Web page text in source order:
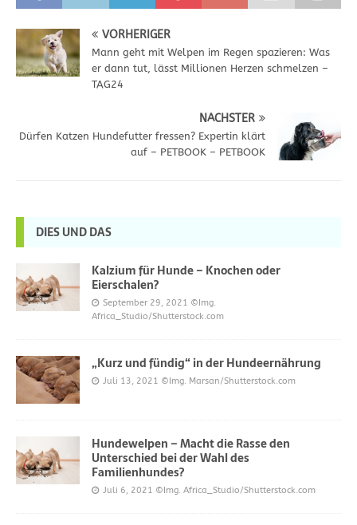
VORHERIGER
Mann geht mit Welpen im Regen spazieren: Was
er dann tut, lässt Millionen Herzen schmelzen –
TAG24
NÄCHSTER
Dürfen Katzen Hundefutter fressen? Expertin klärt
auf – PETBOOK – PETBOOK
DIES UND DAS
Kalzium für Hunde – Knochen oder
Eierschalen?
September 29, 2021 ©Img.
Africa_Studio/Shutterstock.com
„Kurz und fündig“ in der Hundeernährung
Juli 13, 2021 ©Img. Marsan/Shutterstock.com
Hundewelpen – Macht die Rasse den
Unterschied bei der Wahl des
Familienhundes?
Juli 6, 2021 ©Img. Africa_Studio/Shutterstock.com